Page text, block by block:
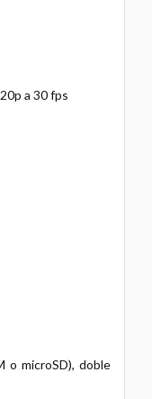
a 30 fps
o microSD), doble